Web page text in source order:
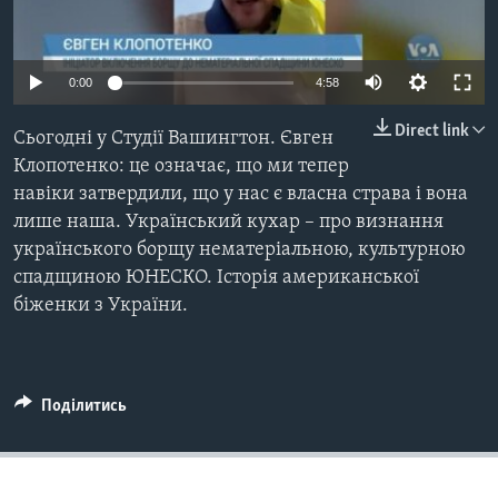
ЕКОНОМІКА
ІСТОРІЇ УСПІХУ УКРАЇНЦІВ
ТЕЛЕПРОГРАМИ
ЧАС-TIME
СТУДІЯ ВАШИНГТОН
ВІКНО В АМЕРИКУ
ПРАЙМ-ТАЙМ
ПОГЛЯД З ВАШИНГТОНА
ENGLISH
Learning English
МИ В СОЦМЕРЕЖАХ
Мови
0:00 4:58
Direct link
Сьогодні у Студії Вашингтон. Євген
Клопотенко: це означає, що ми тепер
навіки затвердили, що у нас є власна страва і вона
лише наша. Український кухар – про визнання
українського борщу нематеріальною, культурною
спадщиною ЮНЕСКО. Історія американської
біженки з України.
Поділитись